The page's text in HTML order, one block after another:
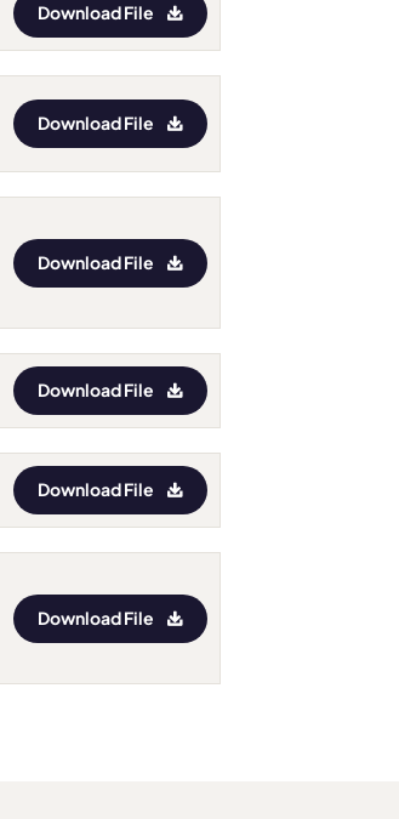
Download File
Download File
Download File
Download File
Download File
Download File